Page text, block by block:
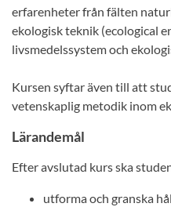
erfarenheter från fälten
ekologisk teknik (ecological
livsmedelssystem och
Kursen syftar även till att
vetenskaplig metodik inom
Lärandemål
Efter avslutad kurs ska
utforma och granska